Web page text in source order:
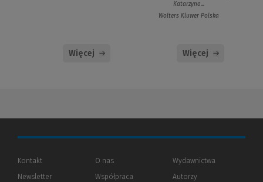
Więcej
Katarzyna...
Wolters Kluwer Polska
Więcej
Kontakt
Newsletter
O nas
Współpraca
Wydawnictwa
Autorzy